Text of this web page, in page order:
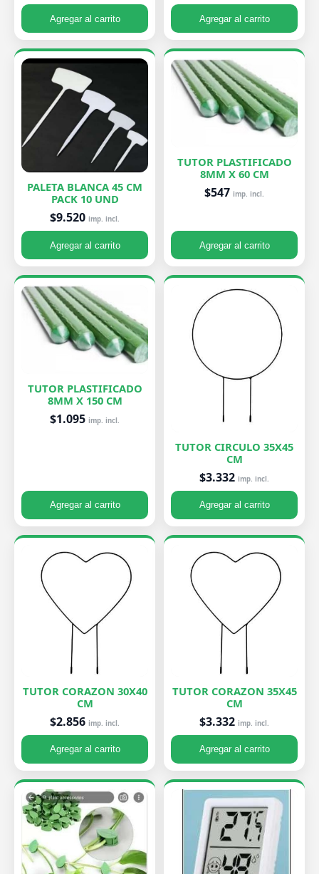
Agregar al carrito Agregar al carrito
PALETA BLANCA 45 CM
PACK 10 UND
$9.520 imp. incl.
Agregar al carrito
TUTOR PLASTIFICADO
8MM X 60 CM
$547 imp. incl.
Agregar al carrito
TUTOR PLASTIFICADO
8MM X 150 CM
$1.095 imp. incl.
Agregar al carrito
TUTOR CIRCULO 35X45
CM
$3.332 imp. incl.
Agregar al carrito
TUTOR CORAZON 30X40
CM
$2.856 imp. incl.
Agregar al carrito
TUTOR CORAZON 35X45
CM
$3.332 imp. incl.
Agregar al carrito